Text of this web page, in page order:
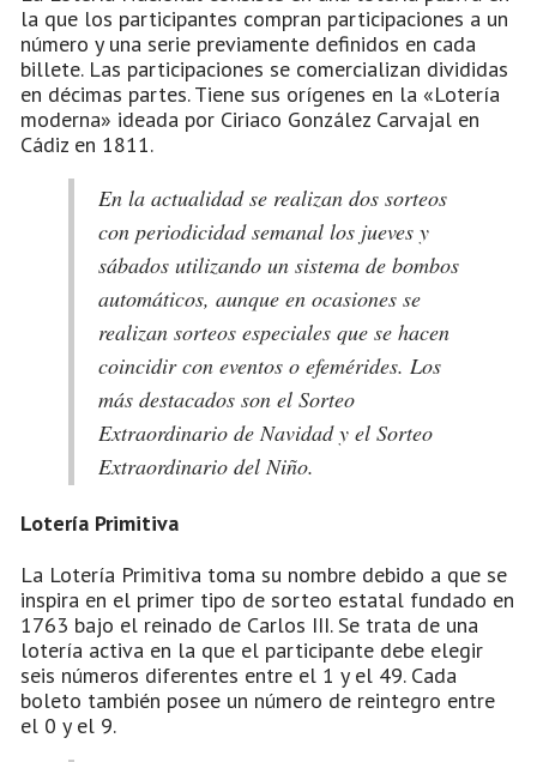
la que los participantes compran participaciones a un
número y una serie previamente definidos en cada
billete. Las participaciones se comercializan divididas
en décimas partes. Tiene sus orígenes en la «Lotería
moderna» ideada por Ciriaco González Carvajal en
Cádiz en 1811.
En la actualidad se realizan dos sorteos
con periodicidad semanal los jueves y
sábados utilizando un sistema de bombos
automáticos, aunque en ocasiones se
realizan sorteos especiales que se hacen
coincidir con eventos o efemérides. Los
más destacados son el Sorteo
Extraordinario de Navidad y el Sorteo
Extraordinario del Niño.
Lotería Primitiva
La Lotería Primitiva toma su nombre debido a que se
inspira en el primer tipo de sorteo estatal fundado en
1763 bajo el reinado de Carlos III. Se trata de una
lotería activa en la que el participante debe elegir
seis números diferentes entre el 1 y el 49. Cada
boleto también posee un número de reintegro entre
el 0 y el 9.